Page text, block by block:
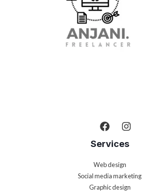
Services
Web design
Social media marketing
Graphic design